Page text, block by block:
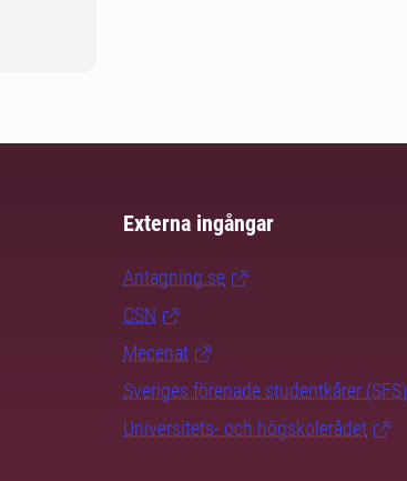
Externa ingångar
Antagning.se
CSN
Mecenat
Sveriges förenade studentkårer (SFS)
Universitets- och högskolerådet